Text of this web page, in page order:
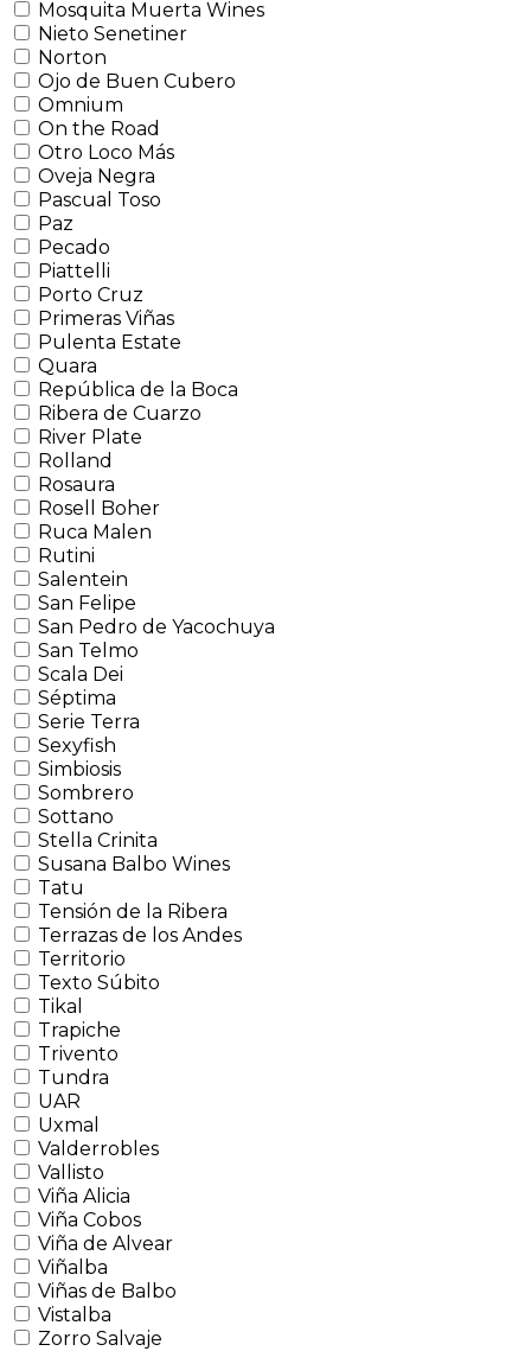
Mosquita Muerta Wines
Nieto Senetiner
Norton
Ojo de Buen Cubero
Omnium
On the Road
Otro Loco Más
Oveja Negra
Pascual Toso
Paz
Pecado
Piattelli
Porto Cruz
Primeras Viñas
Pulenta Estate
Quara
República de la Boca
Ribera de Cuarzo
River Plate
Rolland
Rosaura
Rosell Boher
Ruca Malen
Rutini
Salentein
San Felipe
San Pedro de Yacochuya
San Telmo
Scala Dei
Séptima
Serie Terra
Sexyfish
Simbiosis
Sombrero
Sottano
Stella Crinita
Susana Balbo Wines
Tatu
Tensión de la Ribera
Terrazas de los Andes
Territorio
Texto Súbito
Tikal
Trapiche
Trivento
Tundra
UAR
Uxmal
Valderrobles
Vallisto
Viña Alicia
Viña Cobos
Viña de Alvear
Viñalba
Viñas de Balbo
Vistalba
Zorro Salvaje